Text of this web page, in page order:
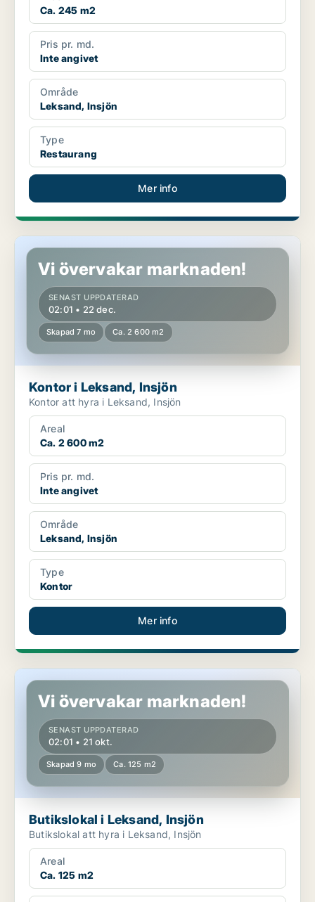
Ca. 245 m2
Pris pr. md.
Inte angivet
Område
Leksand, Insjön
Type
Restaurang
Mer info
Kontor i Leksand, Insjön
Vi övervakar marknaden!
SENAST UPPDATERAD
02:01 • 22 dec.
Skapad 7 mo Ca. 2 600 m2
Kontor i Leksand, Insjön
Kontor att hyra i Leksand, Insjön
Areal
Ca. 2 600 m2
Pris pr. md.
Inte angivet
Område
Leksand, Insjön
Type
Kontor
Mer info
Butikslokal i Leksand, Insjön
Vi övervakar marknaden!
SENAST UPPDATERAD
02:01 • 21 okt.
Skapad 9 mo Ca. 125 m2
Butikslokal i Leksand, Insjön
Butikslokal att hyra i Leksand, Insjön
Areal
Ca. 125 m2